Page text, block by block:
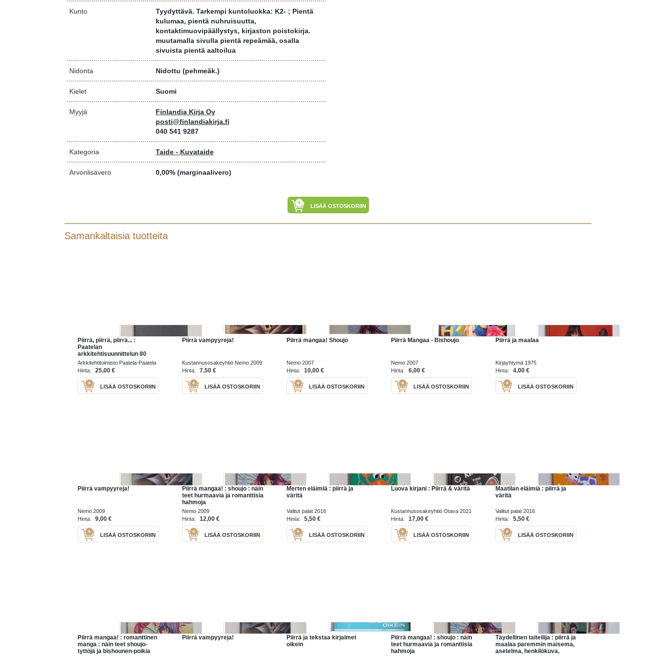
Kunto
Tyydyttävä. Tarkempi kuntoluokka: K2- ; Pientä
kulumaa, pientä nuhruisuutta,
kontaktimuovipäällystys, kirjaston poistokirja.
muutamalla sivulla pientä repeämää, osalla
sivuista pientä aaltoilua
Nidonta Nidottu (pehmeäk.)
Kielet Suomi
Myyjä
Finlandia Kirja Oy
posti@finlandiakirja.fi
040 541 9287
Kategoria Taide - Kuvataide
Arvonlisävero 0,00% (marginaalivero)
LISÄÄ OSTOSKORIIN
Samankaltaisia tuotteita
Piirrä, piirrä, piirrä... :
Paatelan
arkkitehtisuunnittelun 80
vuotta
Arkkitehtitoimisto Paatela-Paatela
& Co 2001
Hinta: 25,00 €
LISÄÄ OSTOSKORIIN
Piirrä vampyyreja!
Kustannusosakeyhtiö Nemo 2009
Hinta:
7,50 €
LISÄÄ OSTOSKORIIN
Piirrä mangaa! Shoujo
Nemo 2007
Hinta:
10,00 €
LISÄÄ OSTOSKORIIN
Piirrä Mangaa - Bishoujo
Nemo 2007
Hinta:
6,00 €
LISÄÄ OSTOSKORIIN
Piirrä ja maalaa
Kirjayhtymä 1975
Hinta:
4,00 €
LISÄÄ OSTOSKORIIN
Piirrä vampyyreja!
Nemo 2009
Hinta:
9,00 €
LISÄÄ OSTOSKORIIN
Piirrä mangaa! : shoujo : näin
teet hurmaavia ja romanttisia
hahmoja
Nemo 2009
Hinta:
12,00 €
LISÄÄ OSTOSKORIIN
Merten eläimiä : piirrä ja
väritä
Valitut palat 2016
Hinta:
5,50 €
LISÄÄ OSTOSKORIIN
Luova kirjani : Piirrä & väritä
Kustannusosakeyhtiö Otava 2021
Hinta:
17,00 €
LISÄÄ OSTOSKORIIN
Maatilan eläimiä : piirrä ja
väritä
Valitut palat 2016
Hinta:
5,50 €
LISÄÄ OSTOSKORIIN
Piirrä mangaa! : romanttinen
manga : näin teet shoujo-
tyttöjä ja bishounen-poikia
Piirrä vampyyreja!
Piirrä ja tekstaa kirjaimet
oikein
Piirrä mangaa! : shoujo : näin
teet hurmaavia ja romanttisia
hahmoja
Täydellinen taiteilija : piirrä ja
maalaa paremmin maisema,
asetelma, henkilökuva,